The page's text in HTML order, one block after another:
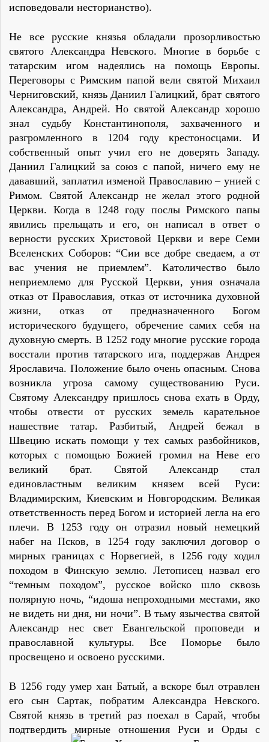
исповедовали несторианство).
Не все русские князья обладали прозорливостью
святого Александра Невского. Многие в борьбе с
татарским игом надеялись на помощь Европы.
Переговоры с Римским папой вели святой Михаил
Черниговский, князь Даниил Галицкий, брат святого
Александра, Андрей. Но святой Александр хорошо
знал судьбу Константинополя, захваченного и
разгромленного в 1204 году крестоносцами. И
собственный опыт учил его не доверять Западу.
Даниил Галицкий за союз с папой, ничего ему не
дававший, заплатил изменой Православию – унией с
Римом. Святой Александр не желал этого родной
Церкви. Когда в 1248 году послы Римского папы
явились прельщать и его, он написал в ответ о
верности русских Христовой Церкви и вере Семи
Вселенских Соборов: “Сии все добре сведаем, а от
вас учения не приемлем”. Католичество было
неприемлемо для Русской Церкви, уния означала
отказ от Православия, отказ от источника духовной
жизни, отказ от предназначенного Богом
исторического будущего, обречение самих себя на
духовную смерть. В 1252 году многие русские города
восстали против татарского ига, поддержав Андрея
Ярославича. Положение было очень опасным. Снова
возникла угроза самому существованию Руси.
Святому Александру пришлось снова ехать в Орду,
чтобы отвести от русских земель карательное
нашествие татар. Разбитый, Андрей бежал в
Швецию искать помощи у тех самых разбойников,
которых с помощью Божией громил на Неве его
великий брат. Святой Александр стал
единовластным великим князем всей Руси:
Владимирским, Киевским и Новгородским. Великая
ответственность перед Богом и историей легла на его
плечи. В 1253 году он отразил новый немецкий
набег на Псков, в 1254 году заключил договор о
мирных границах с Норвегией, в 1256 году ходил
походом в Финскую землю. Летописец назвал его
“темным походом”, русское войско шло сквозь
полярную ночь, “идоша непроходными местами, яко
не видеть ни дня, ни ночи”. В тьму язычества святой
Александр нес свет Евангельской проповеди и
православной культуры. Все Поморье было
просвещено и освоено русскими.
В 1256 году умер хан Батый, а вскоре был отравлен
его сын Сартак, побратим Александра Невского.
Святой князь в третий раз поехал в Сарай, чтобы
подтвердить мирные отношения Руси и Орды с